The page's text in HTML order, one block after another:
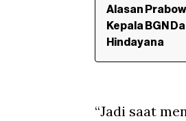
Alasan
Kepala BGN
Hindayana
“Jadi saat